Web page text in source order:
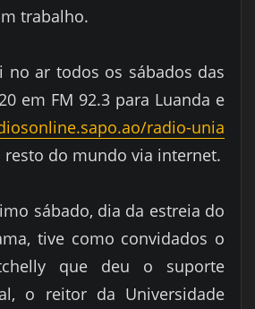
trabalho.
no ar todos os sábados das
em FM 92.3 para Luanda e
radio-unia
resto do mundo via internet.
sábado, dia da estreia do
tive como convidados o
que deu o suporte
o reitor da Universidade